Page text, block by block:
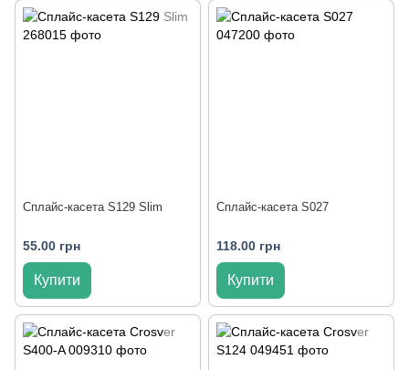
Сплайс-касета S129 Slim
55.00 грн
Купити
Сплайс-касета S027
118.00 грн
Купити